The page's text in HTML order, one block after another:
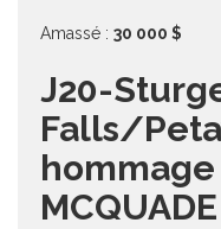
Amassé : 30 000 $
J20-
Falls/
hommage
MCQUADE